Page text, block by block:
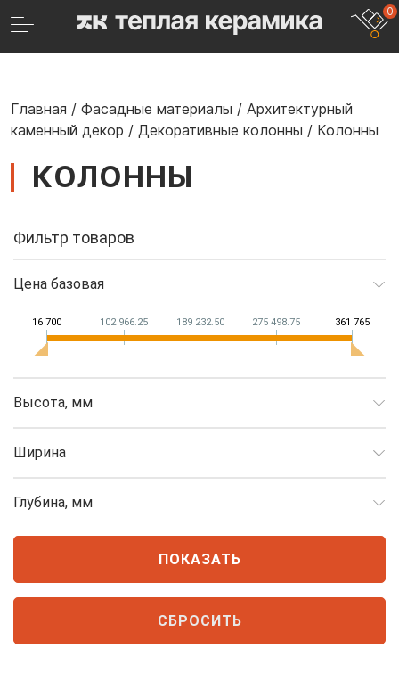
0
Главная / Фасадные материалы / Архитектурный
каменный декор / Декоративные колонны / Колонны
КОЛОННЫ
Фильтр товаров
Цена базовая
16 700 102 966.25 189 232.50 275 498.75 361 765
Высота, мм
Ширина
Глубина, мм